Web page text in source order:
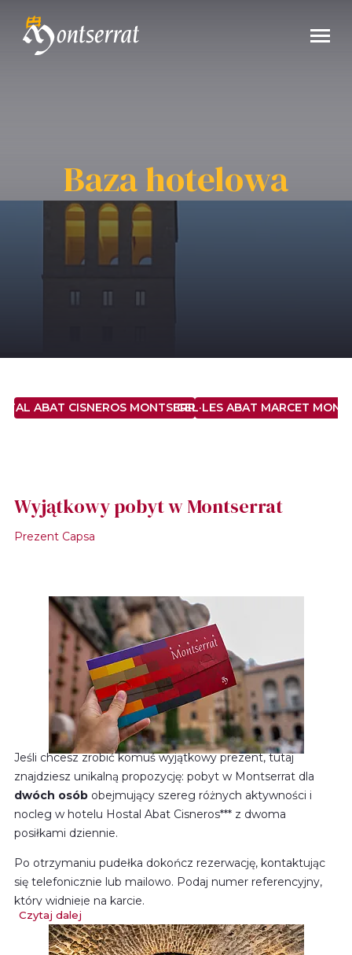
Baza hotelowa
ABAT CISNEROS MONTSERRAT ***CEL·LES ABAT MARCET
Wyjątkowy pobyt w Montserrat
Prezent Capsa
Jeśli chcesz zrobić komuś wyjątkowy prezent, tutaj
znajdziesz unikalną propozycję: pobyt w Montserrat dla
dwóch osób obejmujący szereg różnych aktywności i
nocleg w hotelu Hostal Abat Cisneros*** z dwoma
posiłkami dziennie.
Po otrzymaniu pudełka dokończ rezerwację, kontaktując
się telefonicznie lub mailowo. Podaj numer referencyjny,
który widnieje na karcie.
Dział obsługi klienta pracuje od poniedziałku do piątku, w
godzinach od 9:00 do 18:00.
Czytaj dalej